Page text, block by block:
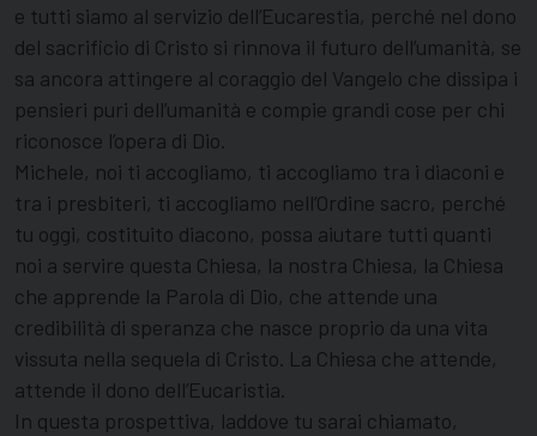
e tutti siamo al servizio dell’Eucarestia, perché nel dono
del sacrificio di Cristo si rinnova il futuro dell’umanità, se
sa ancora attingere al coraggio del Vangelo che dissipa i
pensieri puri dell’umanità e compie grandi cose per chi
riconosce l’opera di Dio.
Michele, noi ti accogliamo, ti accogliamo tra i diaconi e
tra i presbiteri, ti accogliamo nell’Ordine sacro, perché
tu oggi, costituito diacono, possa aiutare tutti quanti
noi a servire questa Chiesa, la nostra Chiesa, la Chiesa
che apprende la Parola di Dio, che attende una
credibilità di speranza che nasce proprio da una vita
vissuta nella sequela di Cristo. La Chiesa che attende,
attende il dono dell’Eucaristia.
In questa prospettiva, laddove tu sarai chiamato,